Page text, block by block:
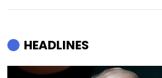
HEADLINES